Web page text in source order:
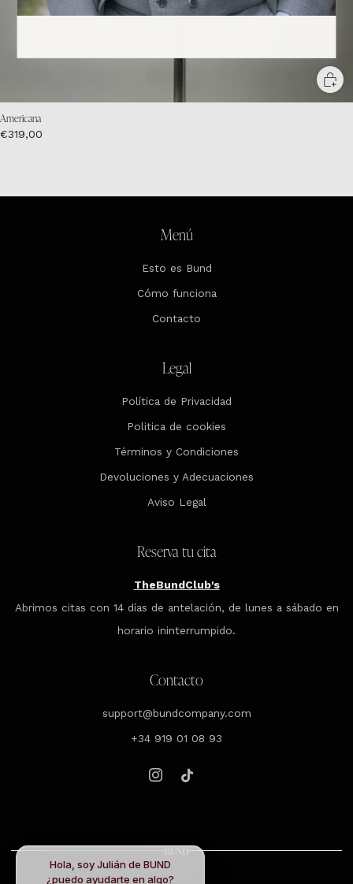
Americana
€319,00
Menú
Esto es Bund
Cómo funciona
Contacto
Legal
Política de Privacidad
Politica de cookies
Términos y Condiciones
Devoluciones y Adecuaciones
Aviso Legal
Reserva tu cita
TheBundClub's
Abrimos citas con 14 días de antelación, de lunes a sábado en
horario ininterrumpido.
Contacto
support@bundcompany.com
+34 919 01 08 93
Hola, soy Julián de BUND
¿puedo ayudarte en algo?